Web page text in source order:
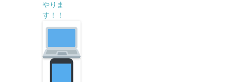
やりま
す！！